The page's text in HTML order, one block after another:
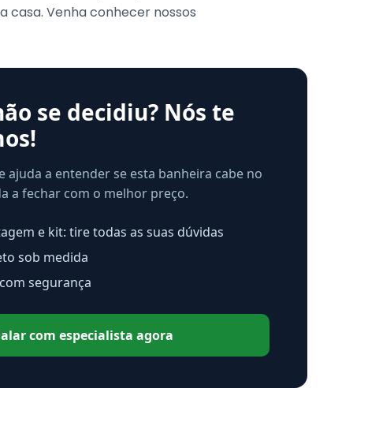
Venha conhecer nossos
se decidiu? Nós te
ajuda a entender se esta banheira cabe no
a fechar com o melhor preço.
e kit: tire todas as suas dúvidas
sob medida
segurança
com especialista agora